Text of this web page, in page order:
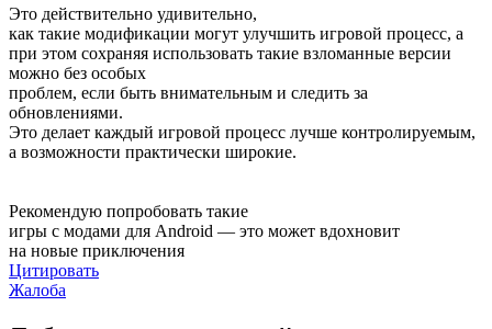
Это действительно удивительно,
как такие модификации могут улучшить игровой процесс, а
при этом сохраняя использовать такие взломанные версии
можно без особых
проблем, если быть внимательным и следить за
обновлениями.
Это делает каждый игровой процесс лучше контролируемым,
а возможности практически широкие.
Рекомендую попробовать такие
игры с модами для Android — это может вдохновит
на новые приключения
Цитировать
Жалоба